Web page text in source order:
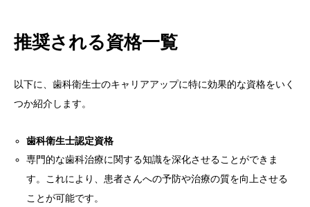
推奨される資格一覧
以下に、歯科衛生士のキャリアアップに特に効果的な資格をいく
つか紹介します。
歯科衛生士認定資格
専門的な歯科治療に関する知識を深化させることができま
す。これにより、患者さんへの予防や治療の質を向上させる
ことが可能です。